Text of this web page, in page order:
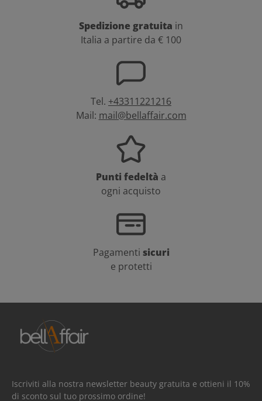
Spedizione gratuita in
Italia a partire da € 100
Tel. +43311221216
Mail: mail@bellaffair.com
Punti fedeltà a
ogni acquisto
Pagamenti sicuri
e protetti
Iscriviti alla nostra newsletter beauty gratuita e ottieni il 10%
di sconto sul tuo prossimo ordine!